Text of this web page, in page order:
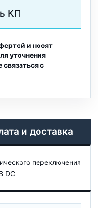
КП
и носят
уточнения
с
и доставка
переключения
DC